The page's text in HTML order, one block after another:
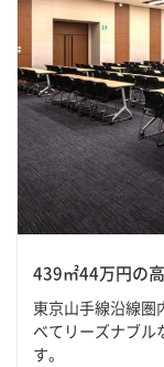
439㎡44万円の
東京山手線沿線圏
べてリーズナブル
す。